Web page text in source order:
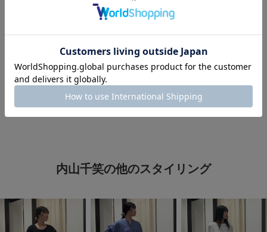
#夏ファッション #シャツスタイル #着痩せ・細見え
#シアーシャツ #きれいめカジュアル
内山千笑の他のスタイリング